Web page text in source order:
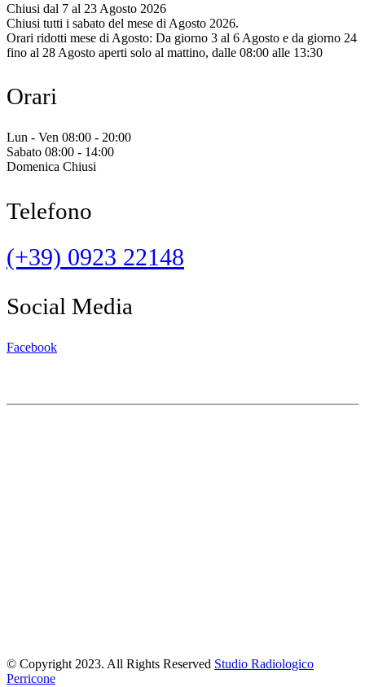
Chiusi dal 7 al 23 Agosto 2026
Chiusi tutti i sabato del mese di Agosto 2026.
Orari ridotti mese di Agosto: Da giorno 3 al 6 Agosto e da giorno 24
fino al 28 Agosto aperti solo al mattino, dalle 08:00 alle 13:30
Orari
Lun - Ven 08:00 - 20:00
Sabato 08:00 - 14:00
Domenica Chiusi
Telefono
(+39) 0923 22148
Social Media
Facebook
© Copyright 2023. All Rights Reserved Studio Radiologico
Perricone